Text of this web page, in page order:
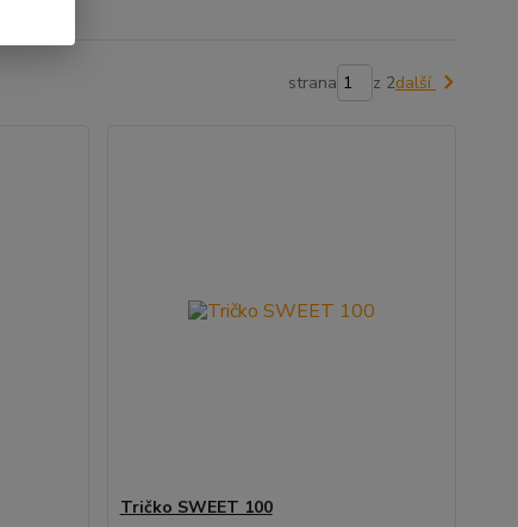
strana z 2další
Tričko SWEET 100